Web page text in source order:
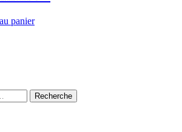
panier
Recherche